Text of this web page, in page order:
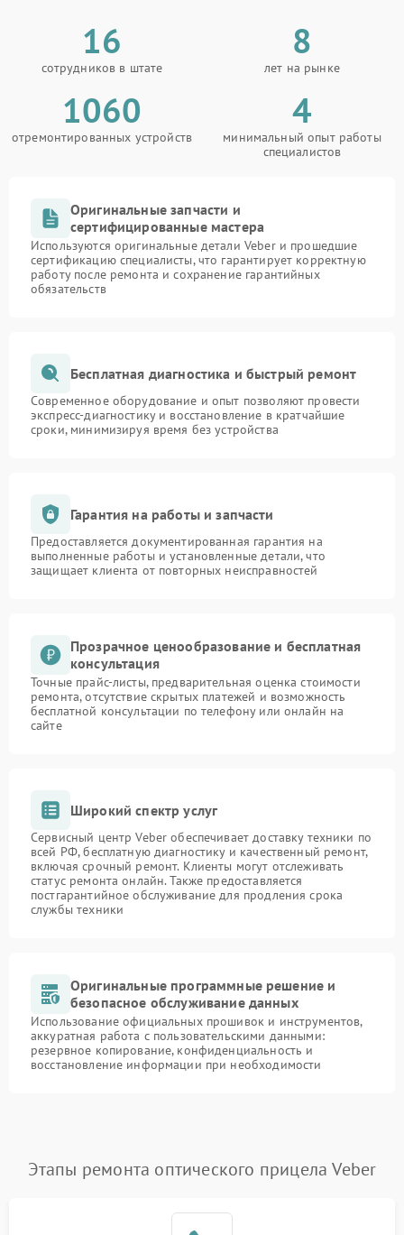
16
сотрудников в штате
8
лет на рынке
1060
отремонтированных устройств
4
минимальный опыт работы
специалистов
Оригинальные запчасти и
сертифицированные мастера
Используются оригинальные детали Veber и прошедшие
сертификацию специалисты, что гарантирует корректную
работу после ремонта и сохранение гарантийных
обязательств
Бесплатная диагностика и быстрый ремонт
Современное оборудование и опыт позволяют провести
экспресс-диагностику и восстановление в кратчайшие
сроки, минимизируя время без устройства
Гарантия на работы и запчасти
Предоставляется документированная гарантия на
выполненные работы и установленные детали, что
защищает клиента от повторных неисправностей
Прозрачное ценообразование и бесплатная
консультация
Точные прайс-листы, предварительная оценка стоимости
ремонта, отсутствие скрытых платежей и возможность
бесплатной консультации по телефону или онлайн на
сайте
Широкий спектр услуг
Сервисный центр Veber обеспечивает доставку техники по
всей РФ, бесплатную диагностику и качественный ремонт,
включая срочный ремонт. Клиенты могут отслеживать
статус ремонта онлайн. Также предоставляется
постгарантийное обслуживание для продления срока
службы техники
Оригинальные программные решение и
безопасное обслуживание данных
Использование официальных прошивок и инструментов,
аккуратная работа с пользовательскими данными:
резервное копирование, конфиденциальность и
восстановление информации при необходимости
Этапы ремонта оптического прицела Veber